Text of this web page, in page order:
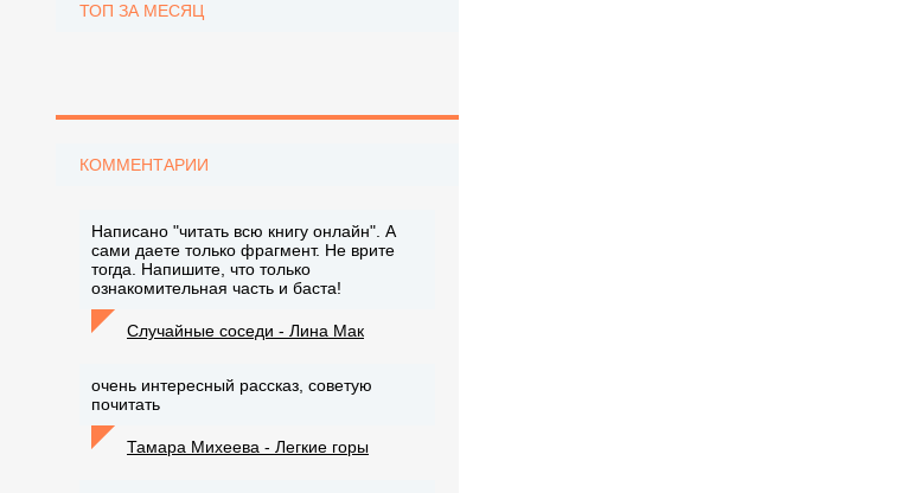
ТОП ЗА МЕСЯЦ
КОММЕНТАРИИ
Написано "читать всю книгу онлайн". А
сами даете только фрагмент. Не врите
тогда. Напишите, что только
ознакомительная часть и баста!
Случайные соседи - Лина Мак
очень интересный рассказ, советую
почитать
Тамара Михеева - Легкие горы